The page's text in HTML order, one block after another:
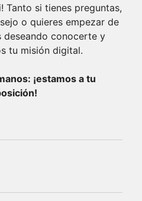
Tanto si tienes preguntas,
o quieres empezar de
deseando conocerte y
tu misión digital.
¡estamos a tu